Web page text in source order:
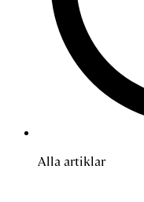
Alla artiklar